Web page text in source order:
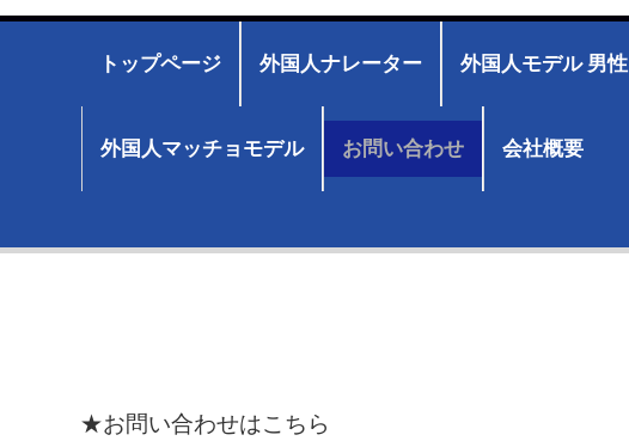
トップページ 外国人ナレーター 外国人モデル 男性
外国人マッチョモデル お問い合わせ 会社概要
★お問い合わせはこちら